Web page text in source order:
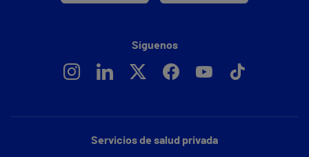
Servicios de salud privada
Síguenos